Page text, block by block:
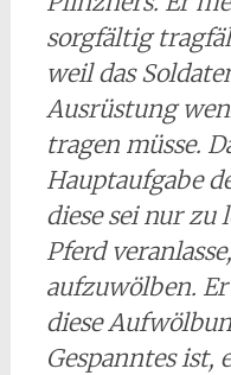
sorgfältig
weil das
Ausrüstung
tragen müsse.
Hauptaufgabe
diese sei nur zu
Pferd
aufzuwölben.
diese
Gespanntes ist,